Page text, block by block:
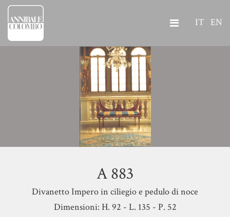
IT EN
A 883
Divanetto Impero in ciliegio e pedulo di noce
Dimensioni: H. 92 - L. 135 - P. 52